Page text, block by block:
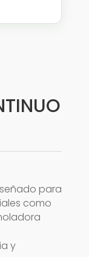
para
como
y